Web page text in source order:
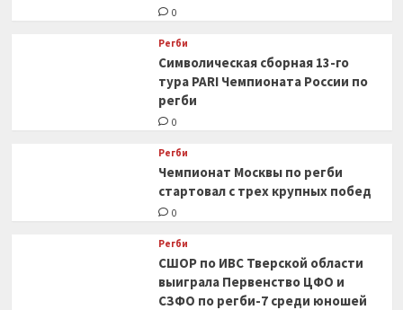
0
Регби
Символическая сборная 13-го
тура PARI Чемпионата России по
регби
0
Регби
Чемпионат Москвы по регби
стартовал с трех крупных побед
0
Регби
СШОР по ИВС Тверской области
выиграла Первенство ЦФО и
СЗФО по регби-7 среди юношей